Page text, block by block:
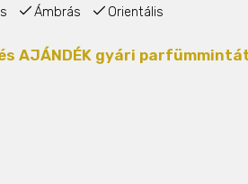
Ámbrás Orientális
AJÁNDÉK gyári